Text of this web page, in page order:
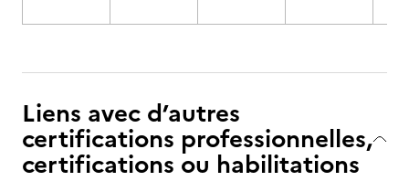
Liens avec d’autres
certifications professionnelles,
certifications ou habilitations